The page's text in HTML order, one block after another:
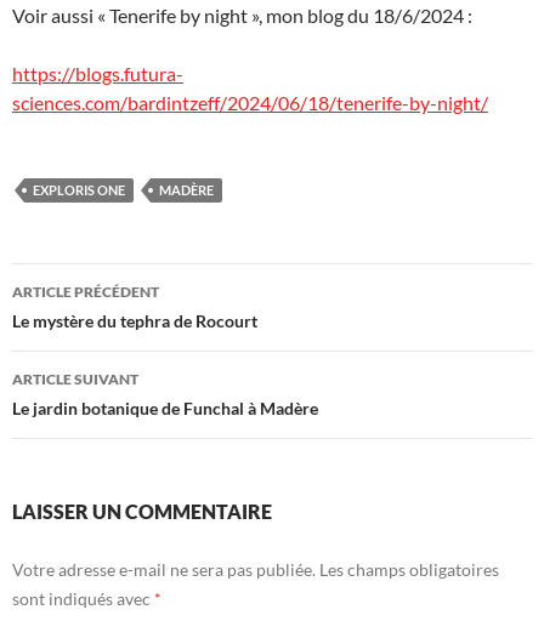
Voir aussi « Tenerife by night », mon blog du 18/6/2024 :
https://blogs.futura-
sciences.com/bardintzeff/2024/06/18/tenerife-by-night/
EXPLORIS ONE MADÈRE
Navigation
des
articles
ARTICLE PRÉCÉDENT
Le mystère du tephra de Rocourt
ARTICLE SUIVANT
Le jardin botanique de Funchal à Madère
LAISSER UN COMMENTAIRE
Votre adresse e-mail ne sera pas publiée. Les champs obligatoires
sont indiqués avec *